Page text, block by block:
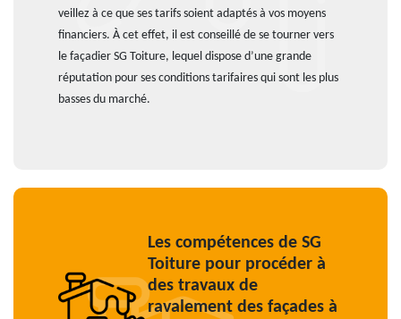
veillez à ce que ses tarifs soient adaptés à vos moyens
financiers. À cet effet, il est conseillé de se tourner vers
le façadier SG Toiture, lequel dispose d’une grande
réputation pour ses conditions tarifaires qui sont les plus
basses du marché.
Les compétences de SG
Toiture pour procéder à
des travaux de
ravalement des façades à